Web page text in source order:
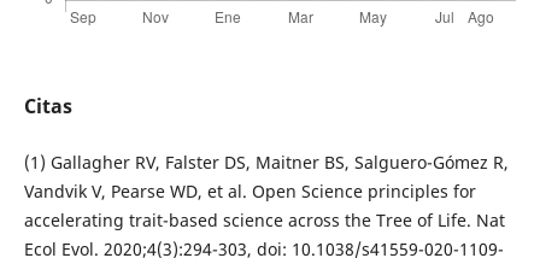
Citas
(1) Gallagher RV, Falster DS, Maitner BS, Salguero-Gómez R,
Vandvik V, Pearse WD, et al. Open Science principles for
accelerating trait-based science across the Tree of Life. Nat
Ecol Evol. 2020;4(3):294-303, doi: 10.1038/s41559-020-1109-